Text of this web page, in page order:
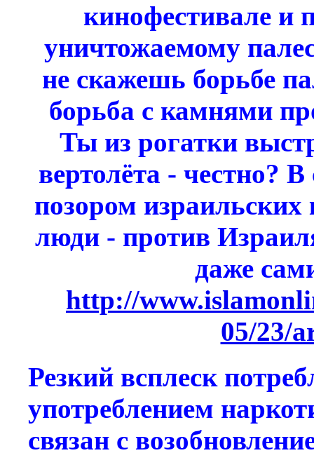
кинофестивале и
уничтожаемому
не скажешь борьбе
борьба с камнями
Ты из рогатки
вертолёта - честно?
позором
люди - против
даже
http://
05/23/
Резкий всплеск
употреблением
связан с